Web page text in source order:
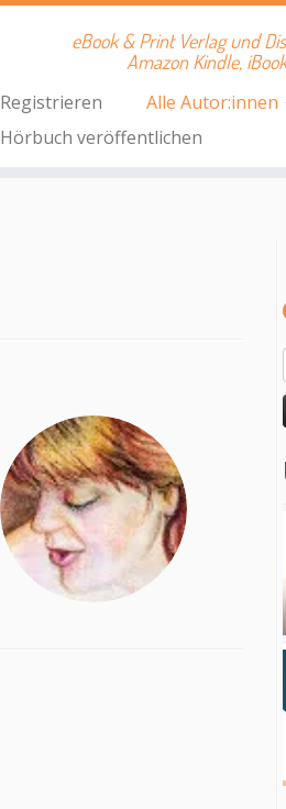
eBook & Print Verlag und
Amazon Kindle,
Registrieren Alle Autor:innen
Hörbuch veröffentlichen